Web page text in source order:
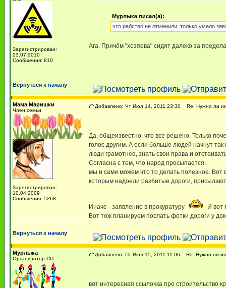
Зарегистрирован:
23.07.2010
Сообщения: 810
Мурлыка писал(а):
что рабство не отменили, только умело
Ага. Причём "хозяева" сидят далеко за
Вернуться к началу
Мама Маришки
Член семьи
Зарегистрирован:
10.04.2009
Сообщения: 5268
Добавлено: Чт Июл 14, 2011 23:30 Re: Нужно ли
Да, общеизвестно, что все решено. Только
голос другим. А если больше людей начнут
люди грамотнее, знать свои права и
Согласна с тем, что народ просыпается.
мы и сами можем что то делать полезное.
которым надоели разбитые дороги,
Иначе - заявление в прокуратуру
И вот
Вот тож планируем послать фотки дороги у
Вернуться к началу
Мурлыка
Организатор СП
Добавлено: Пт Июл 15, 2011 11:06 Re: Нужно ли
вот интересная ссылочка про строительство